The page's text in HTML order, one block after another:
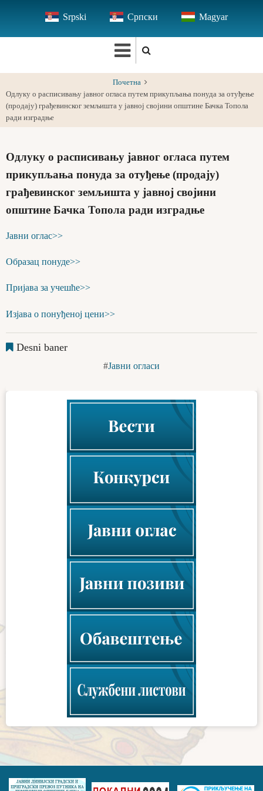
main
Srpski Српски Magyar
Почетна
Одлуку о расписивању јавног огласа путем прикупљања понуда за отуђење
(продају) грађевинског земљишта у јавној својини општине Бачка Топола
ради изградње
Одлуку о расписивању јавног огласа путем
прикупљања понуда за отуђење (продају)
грађевинског земљишта у јавној својини
општине Бачка Топола ради изградње
Јавни оглас>>
Образац понуде>>
Пријава за учешће>>
Изјава о понуђеној цени>>
Desni baner
Јавни огласи